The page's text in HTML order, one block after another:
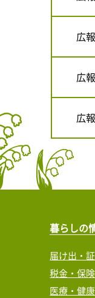
広
広
広
暮らしの
届け出・
税金・保険
医療・健康